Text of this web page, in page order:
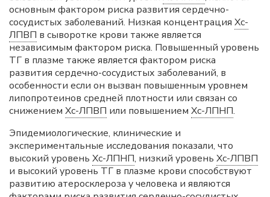
основным фактором риска развития сердечно-
сосудистых заболеваний. Низкая концентрация Хс-
ЛПВП в сыворотке крови также является
независимым фактором риска. Повышенный уровень
ТГ в плазме также является фактором риска
развития сердечно-сосудистых заболеваний, в
особенности если он вызван повышенным уровнем
липопротеинов средней плотности или связан со
снижением Хс-ЛПВП или повышением Хс-ЛПНП.
Эпидемиологические, клинические и
экспериментальные исследования показали, что
высокий уровень Хс-ЛПНП, низкий уровень Хс-ЛПВП
и высокий уровень ТГ в плазме крови способствуют
развитию атеросклероза у человека и являются